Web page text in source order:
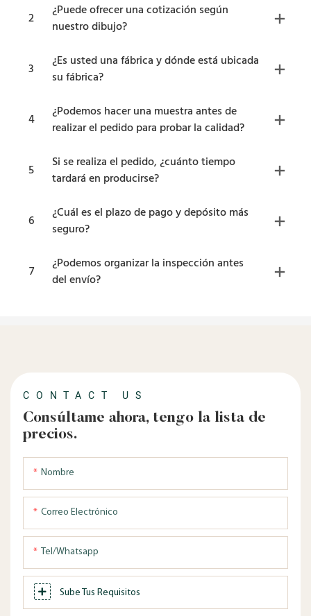
2
¿Puede ofrecer una cotización según
nuestro dibujo?
3
¿Es usted una fábrica y dónde está ubicada
su fábrica?
4
¿Podemos hacer una muestra antes de
realizar el pedido para probar la calidad?
5
Si se realiza el pedido, ¿cuánto tiempo
tardará en producirse?
6
¿Cuál es el plazo de pago y depósito más
seguro?
7
¿Podemos organizar la inspección antes
del envío?
CONTACT US
Consúltame ahora, tengo la lista de
precios.
Nombre
Correo Electrónico
Tel/whatsapp
Sube Tus Requisitos